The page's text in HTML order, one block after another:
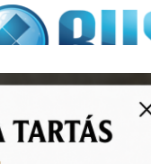
látványtervezés